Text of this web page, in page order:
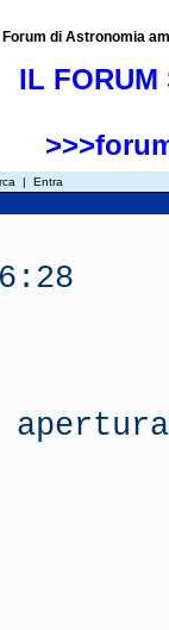
Forum di Astronomia
IL FORUM
| Entra